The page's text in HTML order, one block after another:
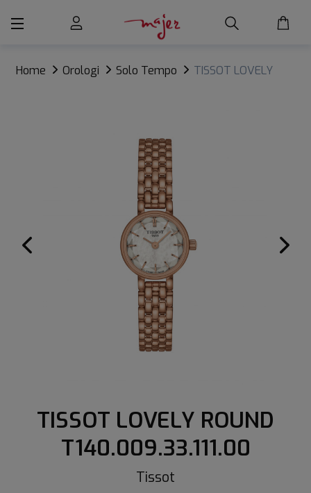
Home Orologi Solo Tempo
TISSOT LOVELY
TISSOT LOVELY ROUND
T140.009.33.111.00
Tissot